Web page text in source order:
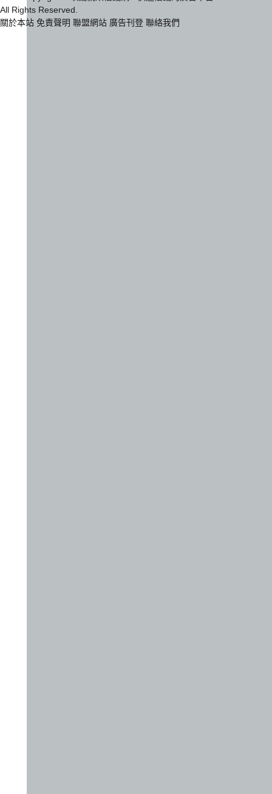
All Rights Reserved.
關於本站 免責聲明 聯盟網站 廣告刊登 聯絡我們